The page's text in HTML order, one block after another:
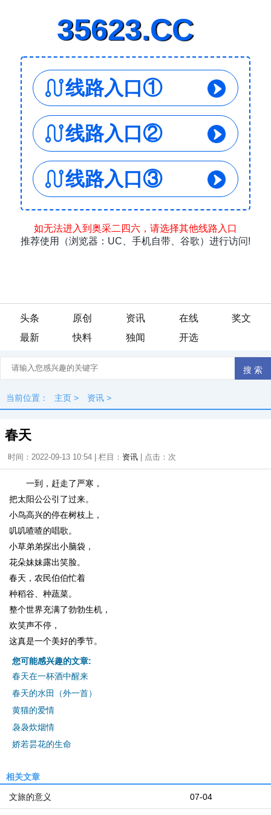
头条 原创 资讯 在线
奖文
最新
快料 独闻 开选
当前位置： 主页 > 资讯 >
春天
时间：2022-09-13 10:54 | 栏目： 资讯 | 点击： 次
一到，赶走了严寒，
把太阳公公引了过来。
小鸟高兴的停在树枝上，
叽叽喳喳的唱歌。
小草弟弟探出小脑袋，
花朵妹妹露出笑脸。
春天，农民伯伯忙着
种稻谷、种蔬菜。
整个世界充满了勃勃生机，
欢笑声不停，
这真是一个美好的季节。
您可能感兴趣的文章:
春天在一杯酒中醒来
春天的水田（外一首）
黄猫的爱情
袅袅炊烟情
娇若昙花的生命
相关文章
07-04
文旅的意义